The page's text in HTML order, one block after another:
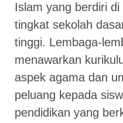
Islam yang berdiri
tingkat sekolah
tinggi. Lembaga-
menawarkan
aspek agama dan
peluang kepada
pendidikan yang